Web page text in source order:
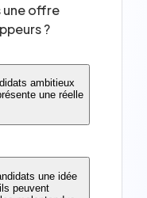
une offre
?
ambitieux
une réelle
une idée
peuvent